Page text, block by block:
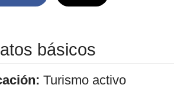
básicos
Turismo activo